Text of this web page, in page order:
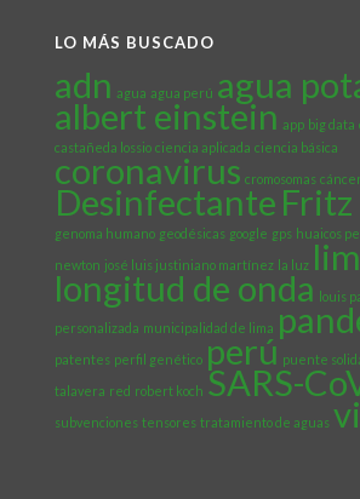
LO MÁS BUSCADO
adn agua agua perú agua
albert einstein app big data
castañeda lossio ciencia aplicada ciencia básica
coronavirus cromosomas cáncer
Desinfectante
genoma humano geodésicas google gps huaicos
newton josé luis justiniano martínez la luz
longitud de onda louis
personalizada municipalidad de lima
patentes perfil genético perú puente
talavera red robert koch SARS-
subvenciones tensores tratamiento de aguas